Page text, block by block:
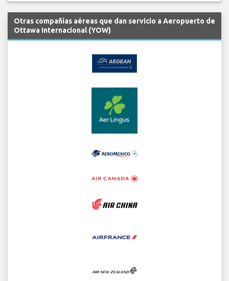
Otras compañías aéreas que dan servicio a Aeropuerto de
Ottawa Internacional (YOW)